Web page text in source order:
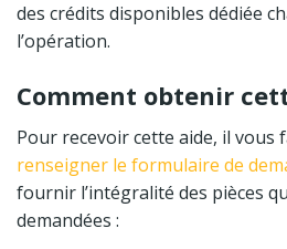
des crédits disponibles dédiée
l’opération.
Comment obtenir
Pour recevoir cette aide, il vous
renseigner le formulaire de
fournir l’intégralité des pièces
demandées :